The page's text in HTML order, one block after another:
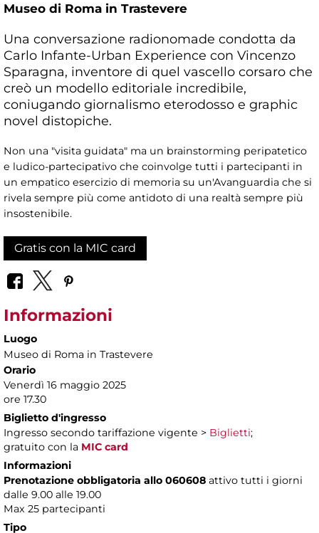
Museo di Roma in Trastevere
Una conversazione radionomade condotta da
Carlo Infante-Urban Experience con Vincenzo
Sparagna, inventore di quel vascello corsaro che
creò un modello editoriale incredibile,
coniugando giornalismo eterodosso e graphic
novel distopiche.
Non una "visita guidata" ma un brainstorming peripatetico
e ludico-partecipativo che coinvolge tutti i partecipanti in
un empatico esercizio di memoria su un'Avanguardia che si
rivela sempre più come antidoto di una realtà sempre più
insostenibile.
Gratis con la MIC card
Informazioni
Luogo
Museo di Roma in Trastevere
Orario
Venerdì 16 maggio 2025
ore 17.30
Biglietto d'ingresso
Ingresso secondo tariffazione vigente > Biglietti;
gratuito con la MIC card
Informazioni
Prenotazione obbligatoria allo 060608 attivo tutti i giorni
dalle 9.00 alle 19.00
Max 25 partecipanti
Tipo